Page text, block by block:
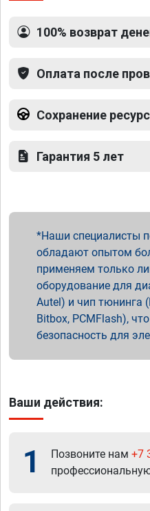
100% возврат
Оплата после
Сохранение
Гарантия 5 лет
Наши специалисты
обладают опытом
применяем только
оборудование для
Autel) и чип тюнинга
Bitbox, PCMFlash),
безопасность для
Ваши действия:
1 Позвоните нам +7